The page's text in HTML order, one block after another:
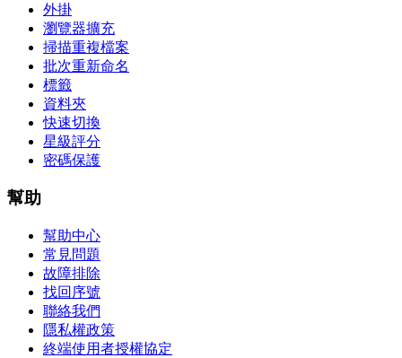
外掛
瀏覽器擴充
掃描重複檔案
批次重新命名
標籤
資料夾
快速切換
星級評分
密碼保護
幫助
幫助中心
常見問題
故障排除
找回序號
聯絡我們
隱私權政策
終端使用者授權協定